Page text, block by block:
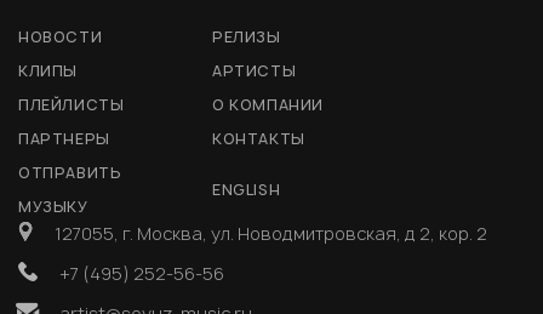
НОВОСТИ
РЕЛИЗЫ
КЛИПЫ
АРТИСТЫ
ПЛЕЙЛИСТЫ
О КОМПАНИИ
ПАРТНЕРЫ
КОНТАКТЫ
ОТПРАВИТЬ
МУЗЫКУ
ENGLISH
127055, г. Москва, ул. Новодмитровская, д 2, кор. 2
+7 (495) 252-56-56